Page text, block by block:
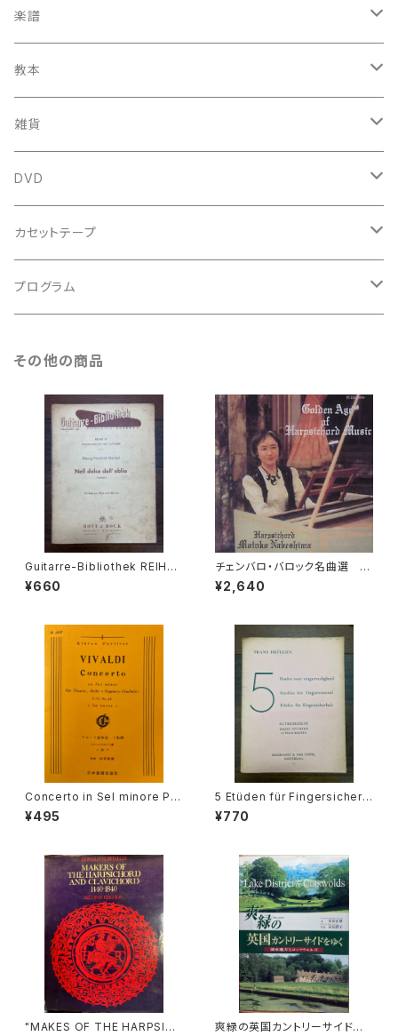
鍋島元子関連CD
中古CD
中古LP
鍋島元子関連LP
古楽以外
中古LP
古楽関係
中古本
新古本
古楽以外
中古本
中古本
楽譜
古楽関係
スコア
鍵盤用
古楽以外
スコア
教本
古楽関係
古楽以外
雑貨
トートバッグ
バロック
ルネサンス
DVD
古楽
古楽以外
カセットテープ
古楽
プログラム
古楽以外
その他の商品
Guitarre-Bibliothek REIHE
Ⅳ KAMMEMUSIK MIT GITA
RRE Nr.47 Nell dolce dell'o
g Friedrich Händel】出版社：
BOTE&BOCK BERLIN・WIES
BADEN 1958年
¥660
チェンバロ・バロック名曲選 G
olden Age of Harpsichord
Music 【演奏：鍋島元子】
¥2,640
Concerto in Sel minore Per
Flaute, Archi e Organo(o C
embalo) La notte【著者：VIV
¥495
5 Etüden für Fingersicherh
eit ALTBLOCKFLÖTE【著者：
FRANS BRÜGGEN】出版社：B
¥770
"MAKES OF THE HARPSICH
爽緑の英国カントリーサイドを